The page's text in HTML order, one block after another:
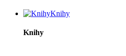
Knihy
Knihy